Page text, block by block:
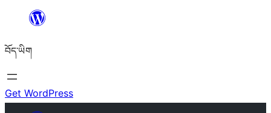
content
བོད་ཡིག
Get WordPress